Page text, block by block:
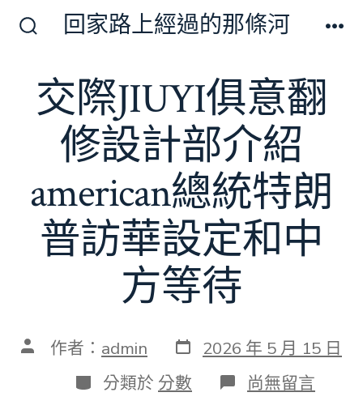
切
換
開
回家路上經過的那條河
交際JIUYI俱意翻
修設計部介紹
american總統特朗
普訪華設定和中
方等待
文 作者： admin 發
表
日
期
2026 年 5 月 15 日
分
類
分類於 分數 在
〈交
尚無留言